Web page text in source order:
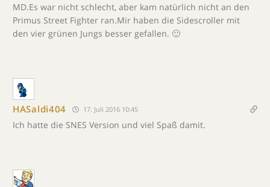
MD.Es war nicht schlecht, aber kam natürlich nicht an den
Primus Street Fighter ran.Mir haben die Sidescroller mit
den vier grünen Jungs besser gefallen. 🙂
HASaldi404 17. Juli 2016 10:45
Ich hatte die SNES Version und viel Spaß damit.